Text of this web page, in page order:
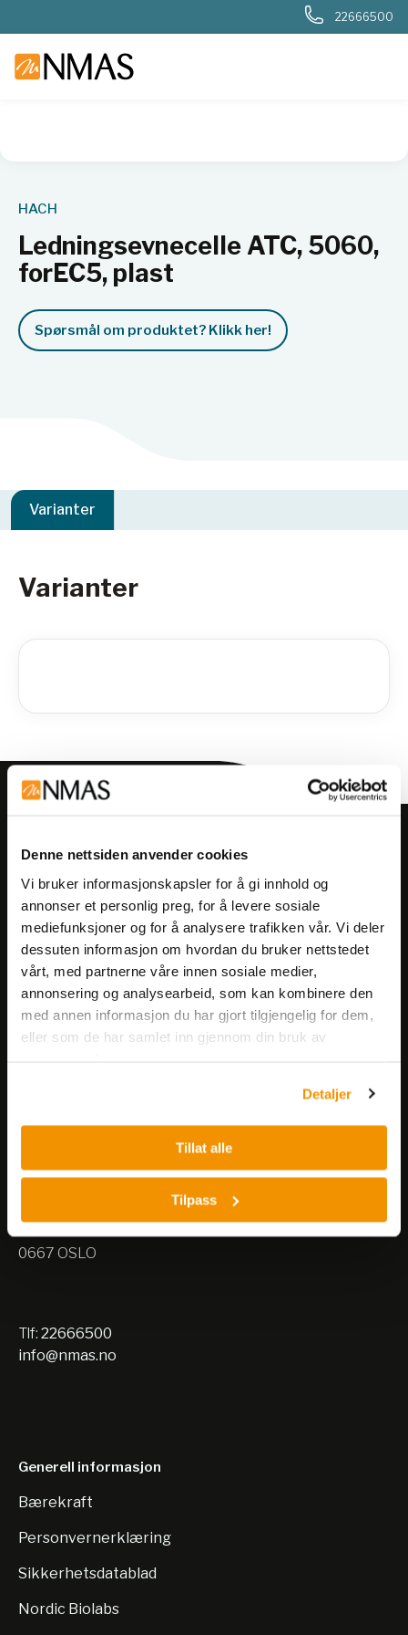
Denne nettsiden anvender cookies
Vi bruker informasjonskapsler for å gi innhold og
annonser et personlig preg, for å levere sosiale
mediefunksjoner og for å analysere trafikken vår. Vi deler
dessuten informasjon om hvordan du bruker nettstedet
vårt, med partnerne våre innen sosiale medier,
annonsering og analysearbeid, som kan kombinere den
med annen informasjon du har gjort tilgjengelig for dem,
eller som de har samlet inn gjennom din bruk av
Detaljer
Tillat alle
Tilpass
22666500
HACH
Ledningsevnecelle ATC, 5060,
forEC5, plast
Spørsmål om produktet? Klikk her!
Varianter
Varianter
Meld deg på vårt nyhetsbrev!
arrangementer og kampanjer.
Meld på nyhetsbrev
Nils Hansens vei 8
0667 OSLO
Tlf: 22666500
info@nmas.no
Generell informasjon
Bærekraft
Personvernerklæring
Sikkerhetsdatablad
Nordic Biolabs